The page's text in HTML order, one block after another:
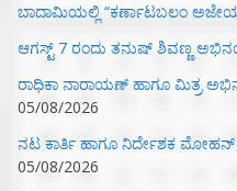
ಬಾದಾಮಿಯಲ್ಲಿ “ಕರ್ಣಾಟಬಲಂ
ಆಗಸ್ಟ್ 7 ರಂದು ತನುಷ್ ಶಿವಣ್ಣ
ರಾಧಿಕಾ ನಾರಾಯಣ್ ಹಾಗೂ ಮಿತ್ರ
05/08/2026
ನಟ ಕಾರ್ತಿ ಹಾಗೂ ನಿರ್ದೇಶಕ
05/08/2026